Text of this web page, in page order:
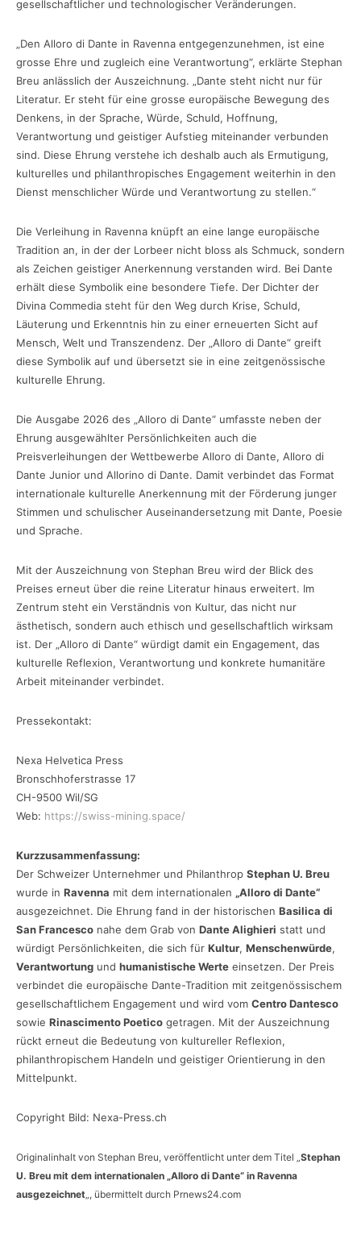
gesellschaftlicher und technologischer Veränderungen.
„Den Alloro di Dante in Ravenna entgegenzunehmen, ist eine
grosse Ehre und zugleich eine Verantwortung“, erklärte Stephan
Breu anlässlich der Auszeichnung. „Dante steht nicht nur für
Literatur. Er steht für eine grosse europäische Bewegung des
Denkens, in der Sprache, Würde, Schuld, Hoffnung,
Verantwortung und geistiger Aufstieg miteinander verbunden
sind. Diese Ehrung verstehe ich deshalb auch als Ermutigung,
kulturelles und philanthropisches Engagement weiterhin in den
Dienst menschlicher Würde und Verantwortung zu stellen.“
Die Verleihung in Ravenna knüpft an eine lange europäische
Tradition an, in der der Lorbeer nicht bloss als Schmuck, sondern
als Zeichen geistiger Anerkennung verstanden wird. Bei Dante
erhält diese Symbolik eine besondere Tiefe. Der Dichter der
Divina Commedia steht für den Weg durch Krise, Schuld,
Läuterung und Erkenntnis hin zu einer erneuerten Sicht auf
Mensch, Welt und Transzendenz. Der „Alloro di Dante“ greift
diese Symbolik auf und übersetzt sie in eine zeitgenössische
kulturelle Ehrung.
Die Ausgabe 2026 des „Alloro di Dante“ umfasste neben der
Ehrung ausgewählter Persönlichkeiten auch die
Preisverleihungen der Wettbewerbe Alloro di Dante, Alloro di
Dante Junior und Allorino di Dante. Damit verbindet das Format
internationale kulturelle Anerkennung mit der Förderung junger
Stimmen und schulischer Auseinandersetzung mit Dante, Poesie
und Sprache.
Mit der Auszeichnung von Stephan Breu wird der Blick des
Preises erneut über die reine Literatur hinaus erweitert. Im
Zentrum steht ein Verständnis von Kultur, das nicht nur
ästhetisch, sondern auch ethisch und gesellschaftlich wirksam
ist. Der „Alloro di Dante“ würdigt damit ein Engagement, das
kulturelle Reflexion, Verantwortung und konkrete humanitäre
Arbeit miteinander verbindet.
Pressekontakt:
Nexa Helvetica Press
Bronschhoferstrasse 17
CH-9500 Wil/SG
Web: https://swiss-mining.space/
Kurzzusammenfassung:
Der Schweizer Unternehmer und Philanthrop Stephan U. Breu
wurde in Ravenna mit dem internationalen „Alloro di Dante“
ausgezeichnet. Die Ehrung fand in der historischen Basilica di
San Francesco nahe dem Grab von Dante Alighieri statt und
würdigt Persönlichkeiten, die sich für Kultur, Menschenwürde,
Verantwortung und humanistische Werte einsetzen. Der Preis
verbindet die europäische Dante-Tradition mit zeitgenössischem
gesellschaftlichem Engagement und wird vom Centro Dantesco
sowie Rinascimento Poetico getragen. Mit der Auszeichnung
rückt erneut die Bedeutung von kultureller Reflexion,
philanthropischem Handeln und geistiger Orientierung in den
Mittelpunkt.
Copyright Bild: Nexa-Press.ch
Originalinhalt von Stephan Breu, veröffentlicht unter dem Titel „Stephan
U. Breu mit dem internationalen „Alloro di Dante“ in Ravenna
ausgezeichnet„, übermittelt durch Prnews24.com